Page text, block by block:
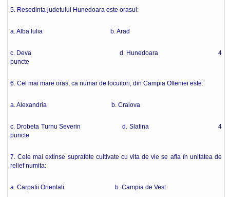
5. Resedinta judetului Hunedoara este orasul:
a. Alba lulia b. Arad
c. Deva d. Hunedoara 4
puncte
6. Cel mai mare oras, ca numar de locuitori, din Campia Olteniei este:
a. Alexandria b. Craiova
c. Drobeta Turnu Severin d. Slatina 4
puncte
7. Cele mai extinse suprafete cultivate cu vita de vie se afla în unitatea de
relief numita:
a. Carpatii Orientali b. Campia de Vest